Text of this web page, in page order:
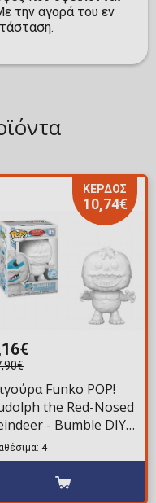
την αγορά του εν
ΚΕΡΔΟΣ
10,74€
Funko POP!
the Red-Nosed
- Bumble DIY
(Exclusive)
4